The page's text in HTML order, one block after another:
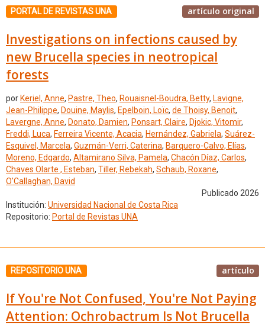
PORTAL DE REVISTAS UNA artículo original
Investigations on infections caused by
new Brucella species in neotropical
forests
por Keriel, Anne, Pastre, Theo, Rouaisnel-Boudra, Betty, Lavigne,
Jean-Philippe, Douine, Maylis, Epelboin, Loïc, de Thoisy, Benoit,
Lavergne, Anne, Donato, Damien, Ponsart, Claire, Djokic, Vitomir,
Freddi, Luca, Ferreira Vicente, Acacia, Hernández, Gabriela, Suárez-
Esquivel, Marcela, Guzmán-Verri, Caterina, Barquero-Calvo, Elías,
Moreno, Edgardo, Altamirano Silva, Pamela, Chacón Díaz, Carlos,
Chaves Olarte , Esteban, Tiller, Rebekah, Schaub, Roxane,
O'Callaghan, David
Publicado 2026
Institución: Universidad Nacional de Costa Rica
Repositorio: Portal de Revistas UNA
REPOSITORIO UNA artículo
If You're Not Confused, You're Not Paying
Attention: Ochrobactrum Is Not Brucella